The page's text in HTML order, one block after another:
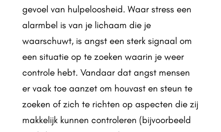
gevoel van hulpeloosheid. Waar stress een
alarmbel is van je lichaam die je
waarschuwt, is angst een sterk signaal om
een situatie op te zoeken waarin je weer
controle hebt. Vandaar dat angst mensen
er vaak toe aanzet om houvast en steun te
zoeken of zich te richten op aspecten die zij
makkelijk kunnen controleren (bijvoorbeeld